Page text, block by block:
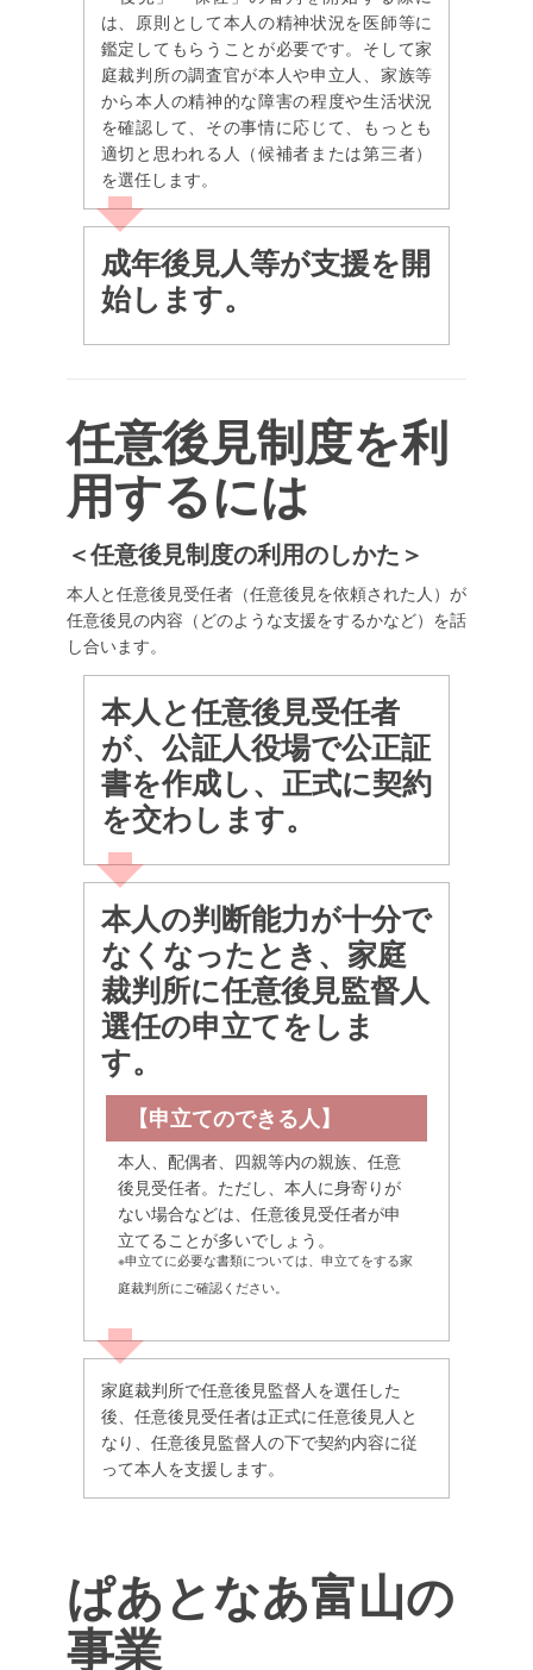
は、原則として本人の精神状況を医師等に
鑑定してもらうことが必要です。そして家
庭裁判所の調査官が本人や申立人、家族等
から本人の精神的な障害の程度や生活状況
を確認して、その事情に応じて、もっとも
適切と思われる人（候補者または第三者）
を選任します。
成年後見人等が支援を開
始します。
任意後見制度を利
用するには
＜任意後見制度の利用のしかた＞
本人と任意後見受任者（任意後見を依頼された人）が
任意後見の内容（どのような支援をするかなど）を話
し合います。
本人と任意後見受任者
が、公証人役場で公正証
書を作成し、正式に契約
を交わします。
本人の判断能力が十分で
なくなったとき、家庭
裁判所に任意後見監督人
選任の申立てをしま
す。
【申立てのできる人】
本人、配偶者、四親等内の親族、任意
後見受任者。ただし、本人に身寄りが
ない場合などは、任意後見受任者が申
立てることが多いでしょう。
※申立てに必要な書類については、申立てをする家
庭裁判所にご確認ください。
家庭裁判所で任意後見監督人を選任した
後、任意後見受任者は正式に任意後見人と
なり、任意後見監督人の下で契約内容に従
って本人を支援します。
ぱあとなあ富山の
事業